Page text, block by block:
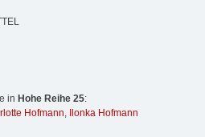
in Hohe Reihe 25:
Hofmann, Ilonka Hofmann